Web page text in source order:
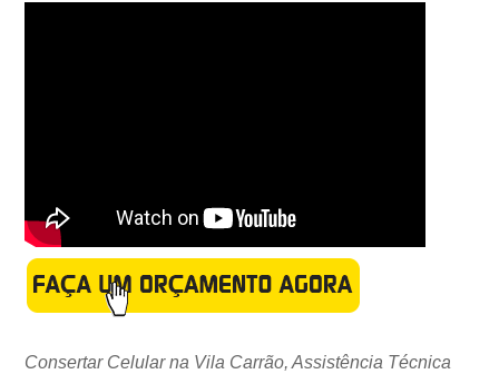
Consertar Celular na Vila Carrão, Assistência Técnica